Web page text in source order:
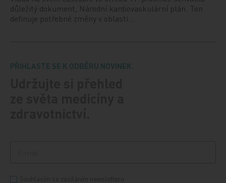
důležitý dokument, Národní kardiovaskulární plán. Ten
definuje potřebné změny v oblasti…
PŘIHLASTE SE K ODBĚRU NOVINEK.